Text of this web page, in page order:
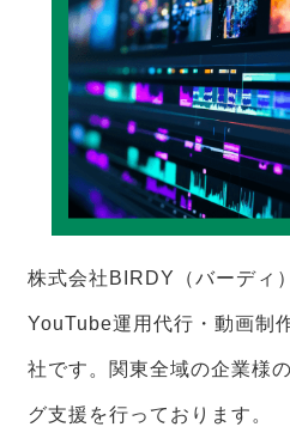
株式会社BIRDY（バーディ
YouTube運用代行・動画制
社です。関東全域の企業様
グ支援を行っております。